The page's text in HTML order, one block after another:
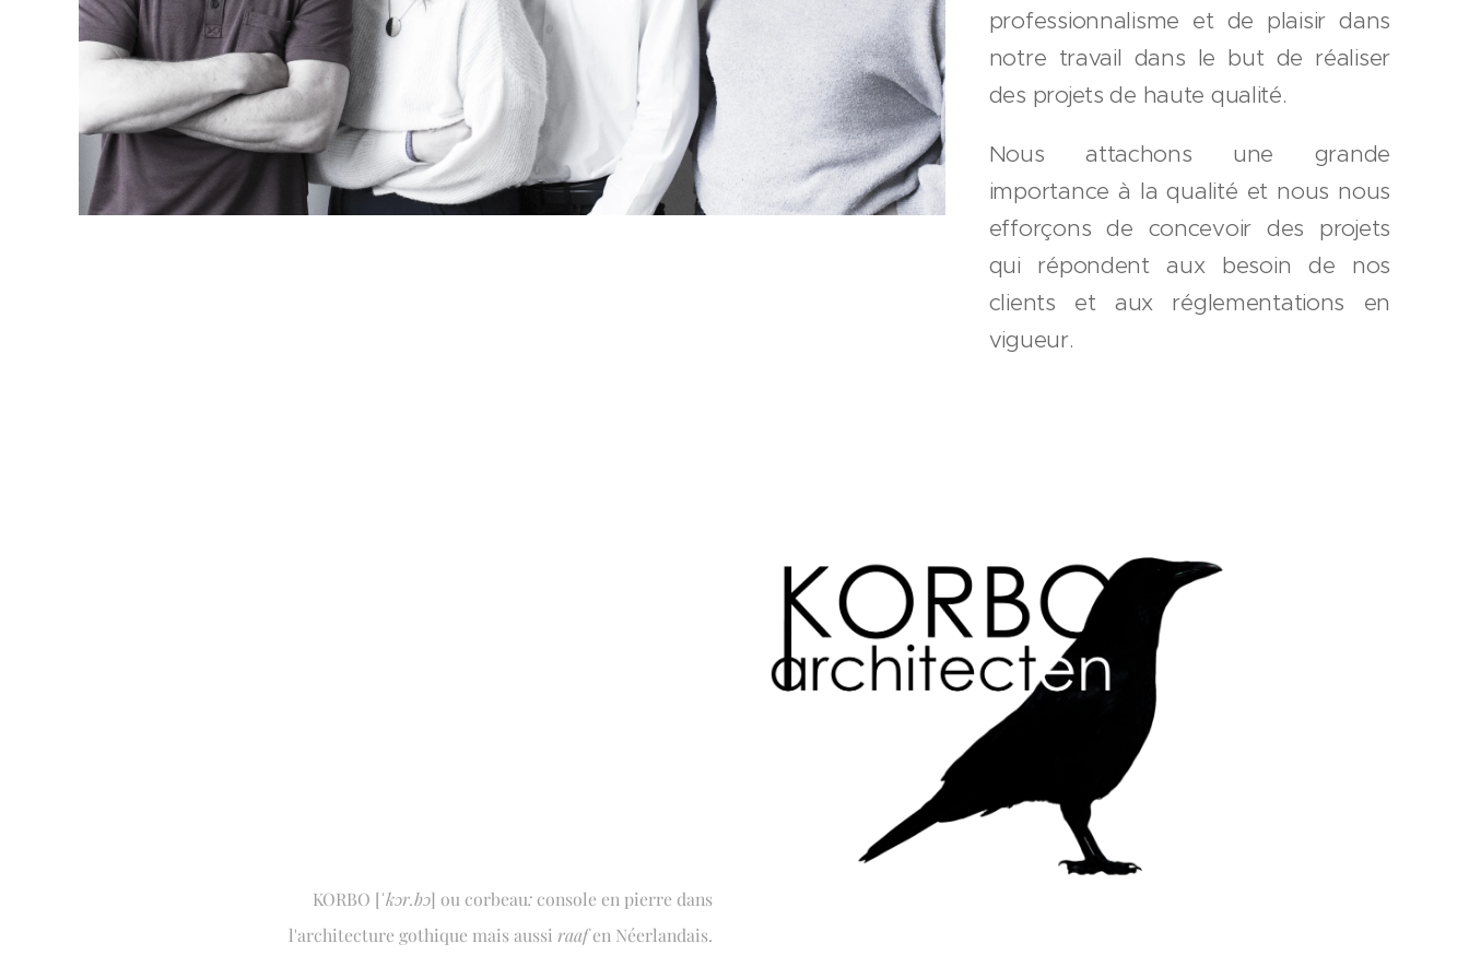
professionnalisme et de plaisir dans
notre travail dans le but de réaliser
des projets de haute qualité.
Nous attachons une grande
importance à la qualité et nous nous
efforçons de concevoir des projets
qui répondent aux besoin de nos
clients et aux réglementations en
vigueur.
KORBO [ˈkɔr.bɔ] ou corbeau: console en pierre dans
l'architecture gothique mais aussi raafen Néerlandais.